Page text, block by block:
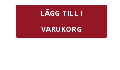
LÄGG TILL I
VARUKORG